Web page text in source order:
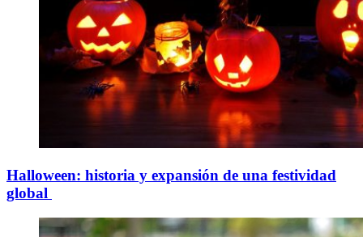
Halloween: historia y expansión de una festividad
global